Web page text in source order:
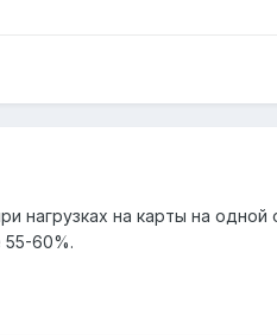
нагрузках на карты на одной
55-60%.